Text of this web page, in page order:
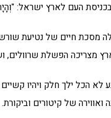
העם לארץ ישראל:
מסכת חיים של נטיעת
מצריכה הפשלת שרוולים,
הכל ילך חלק ויהיו
של קיטורים וביקורת.